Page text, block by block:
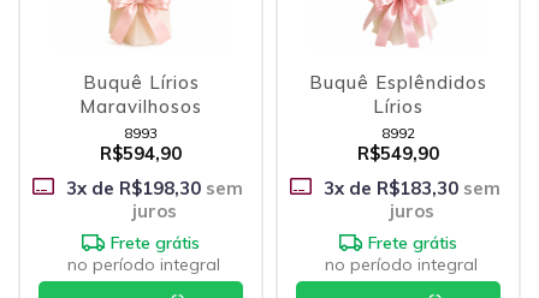
Buquê Lírios
Maravilhosos
8993
R$594,90
3x de R$198,30sem
juros
Frete grátis
no período integral
Buquê Esplêndidos
Lírios
8992
R$549,90
3x de R$183,30sem
juros
Frete grátis
no período integral